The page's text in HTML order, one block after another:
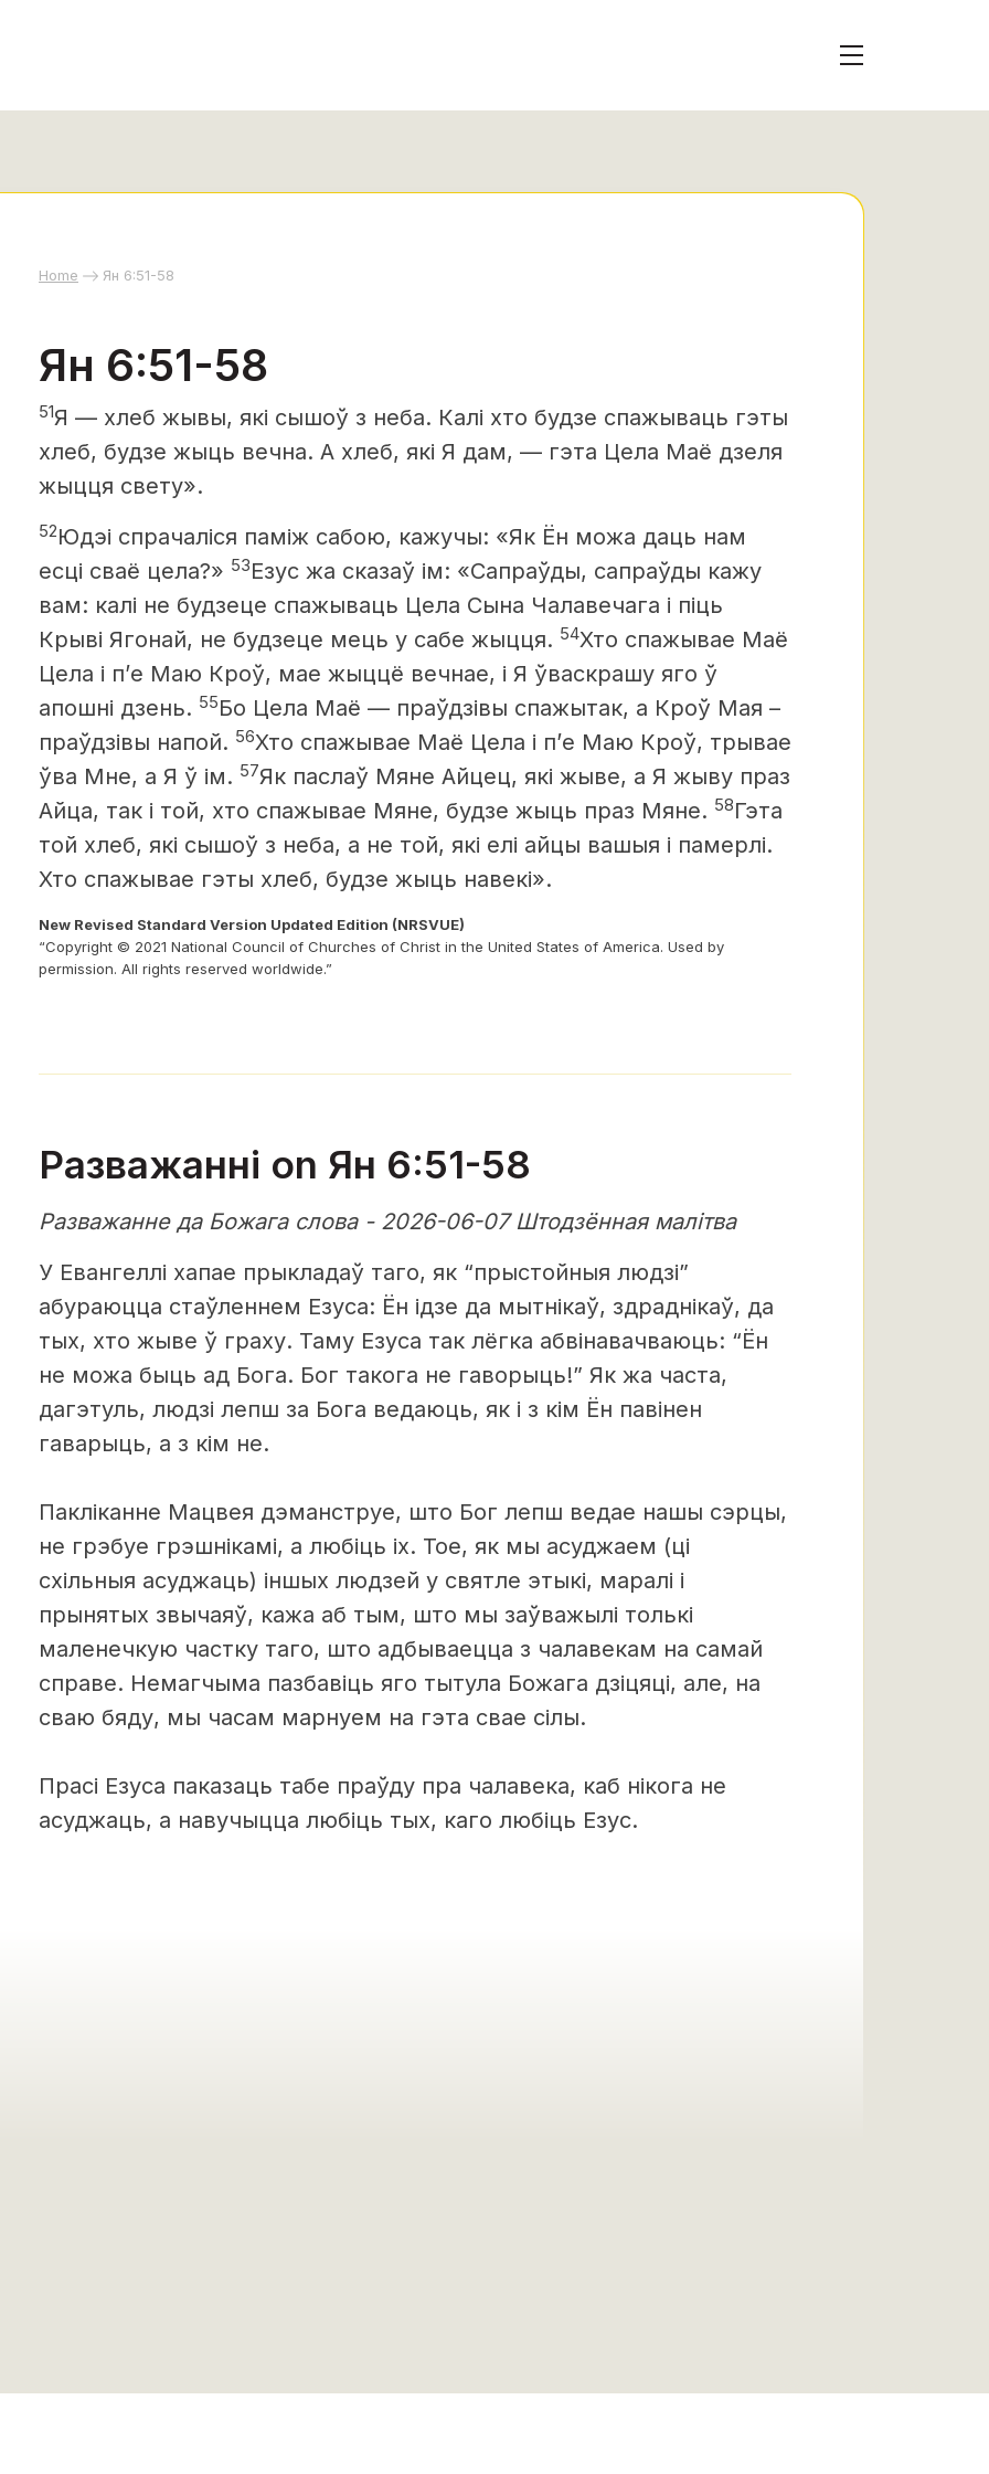
Home Ян 6:51-58
Ян 6:51-58
51Я — хлеб жывы, які сышоў з неба. Калі хто будзе спажываць гэты
хлеб, будзе жыць вечна. А хлеб, які Я дам, — гэта Цела Маё дзеля
жыцця свету».
52Юдэі спрачаліся паміж сабою, кажучы: «Як Ён можа даць нам
есці сваё цела?» 53Езус жа сказаў ім: «Сапраўды, сапраўды кажу
вам: калі не будзеце спажываць Цела Сына Чалавечага і піць
Крыві Ягонай, не будзеце мець у сабе жыцця. 54Хто спажывае Маё
Цела і п’е Маю Кроў, мае жыццё вечнае, і Я ўваскрашу яго ў
апошні дзень. 55Бо Цела Маё — праўдзівы спажытак, а Кроў Мая –
праўдзівы напой. 56Хто спажывае Маё Цела і п’е Маю Кроў, трывае
ўва Мне, а Я ў ім. 57Як паслаў Мяне Айцец, які жыве, а Я жыву прaз
Айца, так і той, хто спажывае Мяне, будзе жыць праз Мяне. 58Гэта
той хлеб, які сышоў з неба, а не той, які елі айцы вашыя і памерлі.
Хто спажывае гэты хлеб, будзе жыць навекі».
New Revised Standard Version Updated Edition (NRSVUE)
“Copyright © 2021 National Council of Churches of Christ in the United States of America. Used by
permission. All rights reserved worldwide.”
Разважанні on Ян 6:51-58
Разважанне да Божага слова - 2026-06-07 Штодзённая малітва
У Евангеллі хапае прыкладаў таго, як “прыстойныя людзі”
абураюцца стаўленнем Езуса: Ён ідзе да мытнікаў, здраднікаў, да
тых, хто жыве ў граху. Таму Езуса так лёгка абвінавачваюць: “Ён
не можа быць ад Бога. Бог такога не гаворыць!” Як жа часта,
дагэтуль, людзі лепш за Бога ведаюць, як і з кім Ён павінен
гаварыць, а з кім не.
Пакліканне Мацвея дэманструе, што Бог лепш ведае нашы сэрцы,
не грэбуе грэшнікамі, а любіць іх. Тое, як мы асуджаем (ці
схільныя асуджаць) іншых людзей у святле этыкі, маралі і
прынятых звычаяў, кажа аб тым, што мы заўважылі толькі
маленечкую частку таго, што адбываецца з чалавекам на самай
справе. Немагчыма пазбавіць яго тытула Божага дзіцяці, але, на
сваю бяду, мы часам марнуем на гэта свае сілы.
Прасі Езуса паказаць табе праўду пра чалавека, каб нікога не
асуджаць, а навучыцца любіць тых, каго любіць Езус.